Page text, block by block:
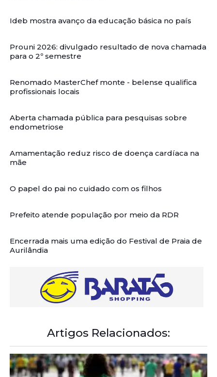
Ideb mostra avanço da educação básica no país
Prouni 2026: divulgado resultado de nova chamada
para o 2º semestre
Renomado MasterChef monte - belense qualifica
profissionais locais
Aberta chamada pública para pesquisas sobre
endometriose
Amamentação reduz risco de doença cardíaca na
mãe
O papel do pai no cuidado com os filhos
Prefeito atende população por meio da RDR
Encerrada mais uma edição do Festival de Praia de
Aurilândia
Artigos Relacionados: